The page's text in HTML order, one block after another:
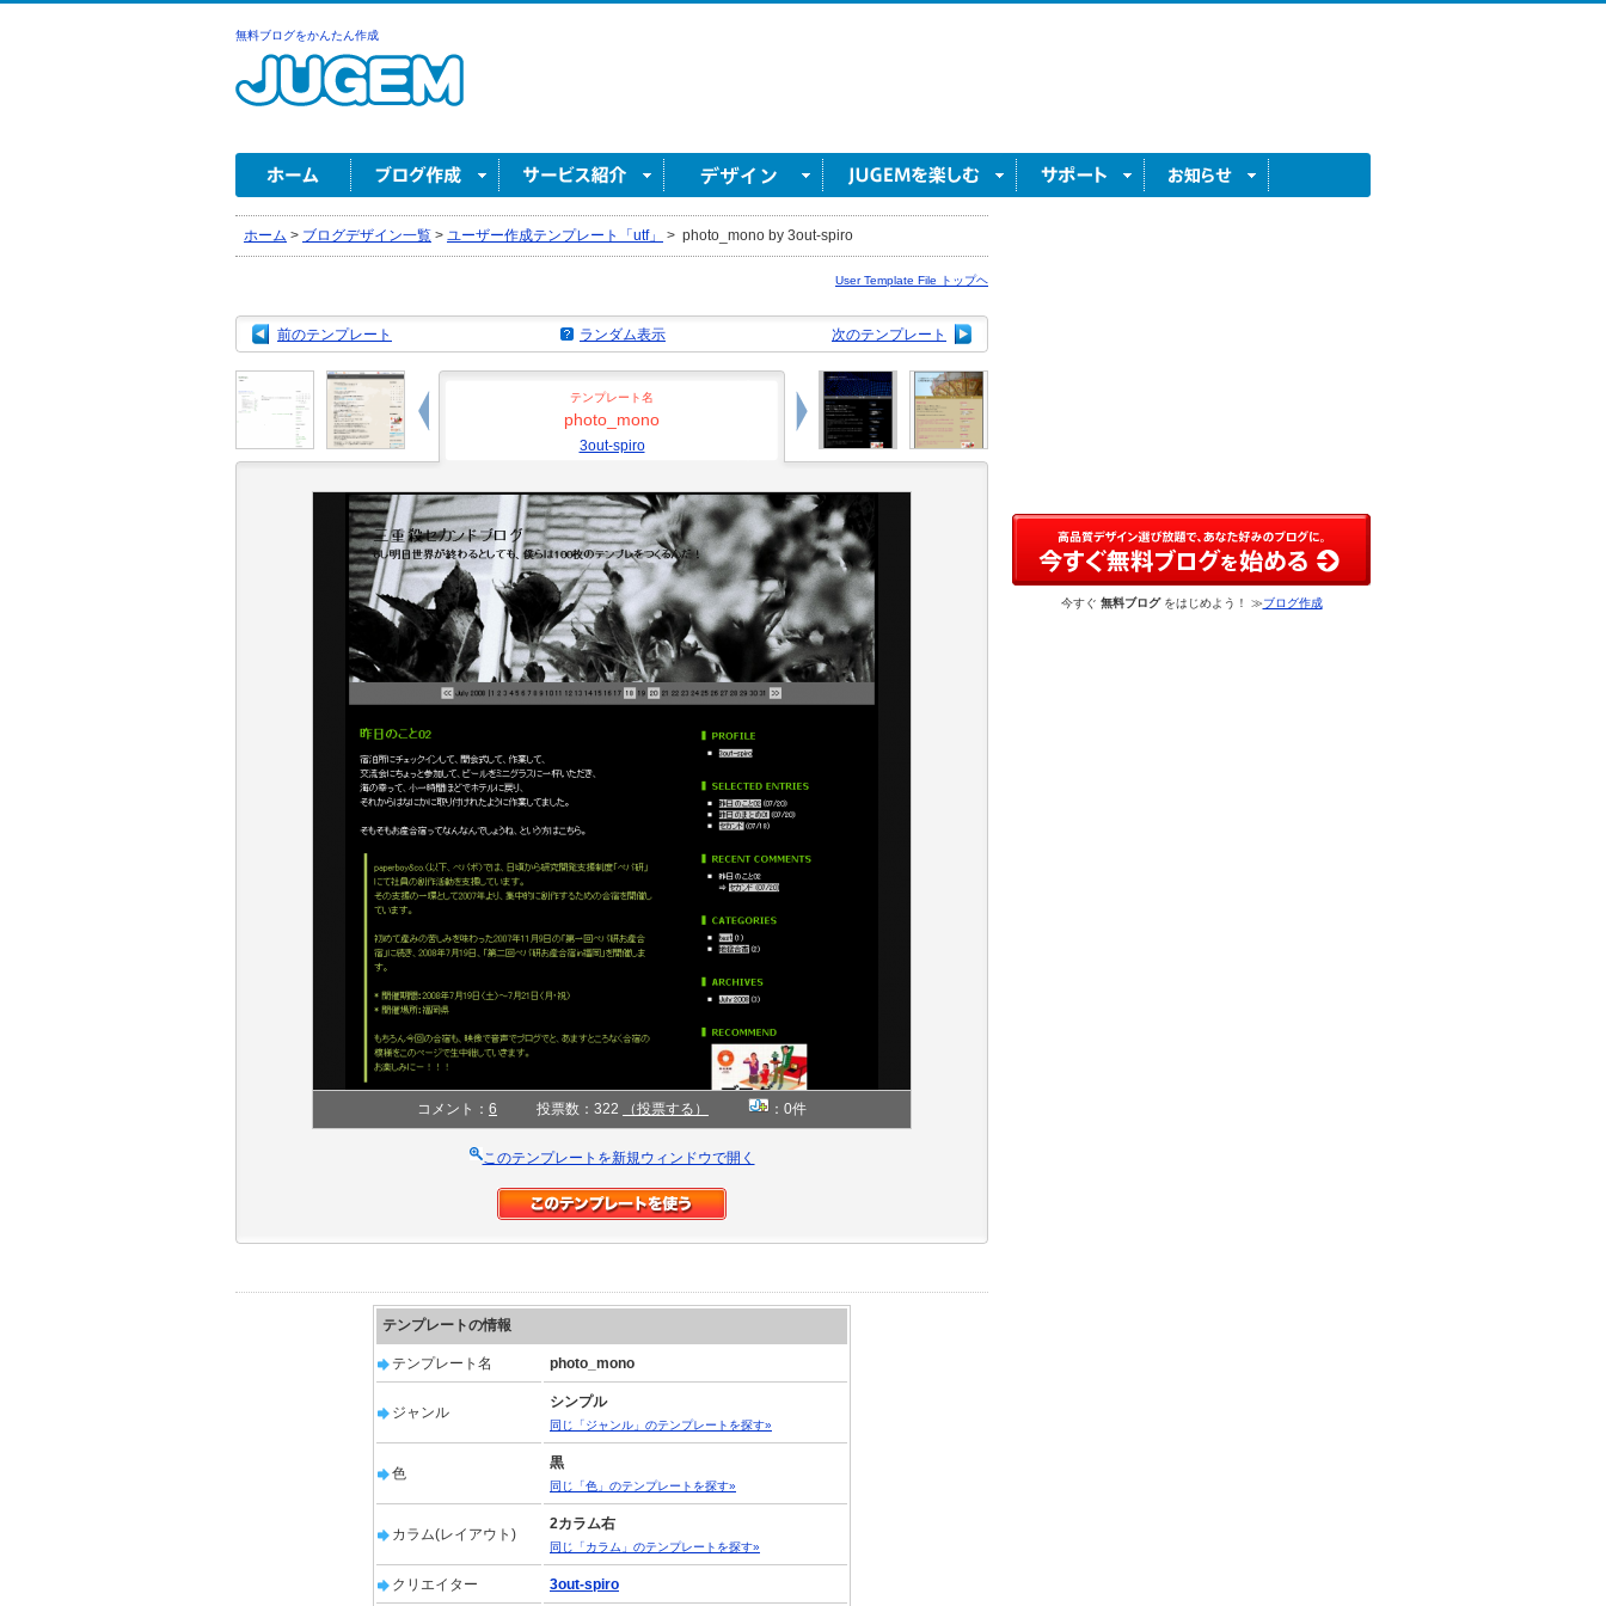
無料ブログをかんたん作成
ホーム > ブログデザイン一覧 > ユーザー作成テンプレート「utf」 > photo_mono by 3out-spiro
User Template File トップヘ
前のテンプレート 次のテンプレート
ランダム表示
テンプレート名
photo_mono
3out-spiro
コメント： 6 投票数：322 （投票する） ：0件
このテンプレートを新規ウィンドウで開く
テンプレートの情報
テンプレート名 photo_mono
ジャンル
シンプル
同じ「ジャンル」のテンプレートを探す»
色
黒
同じ「色」のテンプレートを探す»
カラム(レイアウト)
2カラム右
同じ「カラム」のテンプレートを探す»
クリエイター 3out-spiro
今すぐ 無料ブログをはじめよう！ ≫ブログ作成